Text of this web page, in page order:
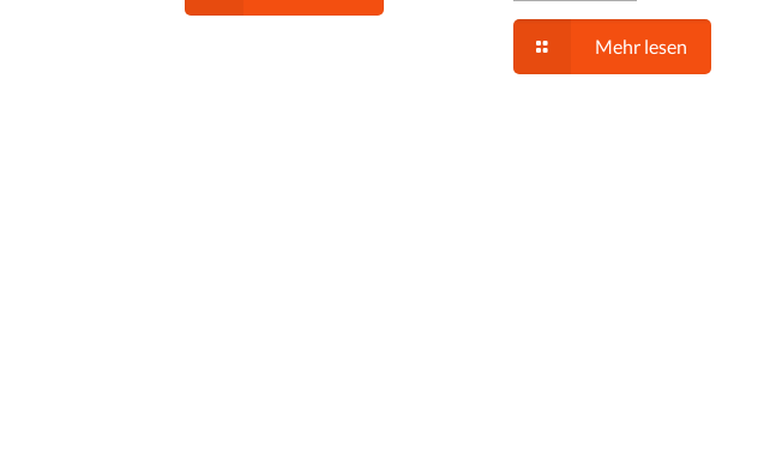
Mehr lesen